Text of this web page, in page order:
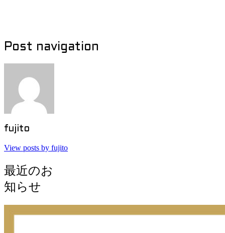
Post navigation
fujito
View posts by fujito
最近のお
知らせ